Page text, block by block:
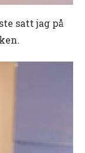
satt jag på